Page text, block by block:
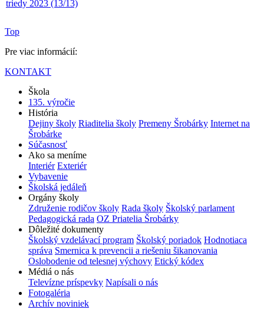
Top
Pre viac informácií:
KONTAKT
Škola
135. výročie
História
Dejiny školy Riaditelia školy Premeny Šrobárky Internet na
Šrobárke
Súčasnosť
Ako sa meníme
Interiér Exteriér
Vybavenie
Školská jedáleň
Orgány školy
Združenie rodičov školy Rada školy Školský parlament
Pedagogická rada OZ Priatelia Šrobárky
Dôležité dokumenty
Školský vzdelávací program Školský poriadok Hodnotiaca
správa Smernica k prevencii a riešeniu šikanovania
Oslobodenie od telesnej výchovy Etický kódex
Médiá o nás
Televízne príspevky Napísali o nás
Fotogaléria
Archív noviniek